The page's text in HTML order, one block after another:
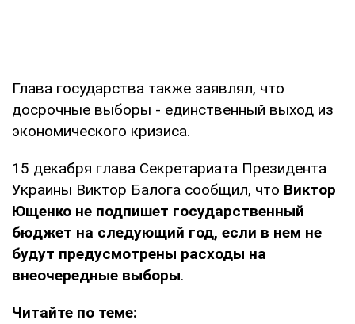
Глава государства также заявлял, что
досрочные выборы - единственный выход из
экономического кризиса.
15 декабря глава Секретариата Президента
Украины Виктор Балога сообщил, что Виктор
Ющенко не подпишет государственный
бюджет на следующий год, если в нем не
будут предусмотрены расходы на
внеочередные выборы.
Читайте по теме: